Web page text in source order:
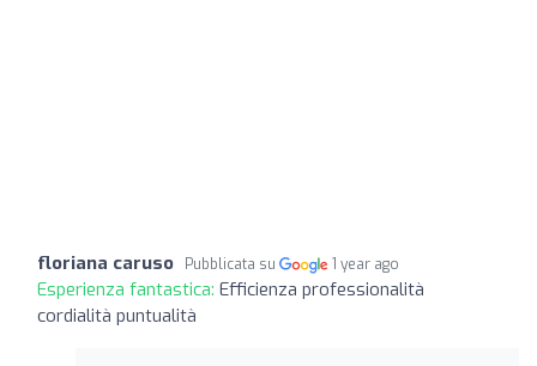
floriana caruso Pubblicata su 1 year ago
Esperienza fantastica: Efficienza professionalità
cordialità puntualità